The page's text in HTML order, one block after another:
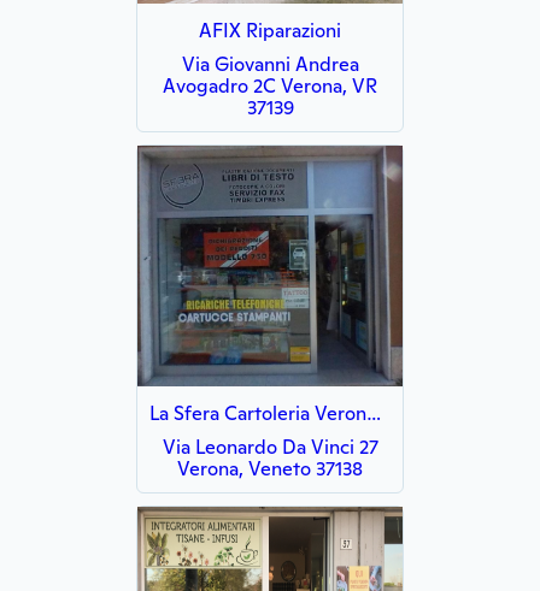
AFIX Riparazioni
Via Giovanni Andrea
Avogadro 2C Verona, VR
37139
La Sfera Cartoleria Verona PAGO PA BOLLO AUTO F24 Dhl Express service point
Via Leonardo Da Vinci 27
Verona, Veneto 37138